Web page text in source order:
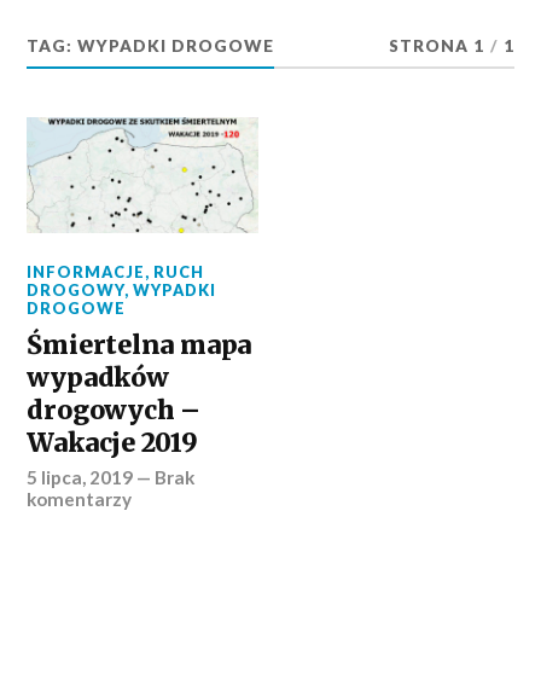
TAG:WYPADKI DROGOWE STRONA 1 / 1
INFORMACJE, RUCH
DROGOWY,WYPADKI
DROGOWE
Śmiertelna mapa
wypadków
drogowych –
Wakacje 2019
5 lipca, 2019 — Brak
komentarzy